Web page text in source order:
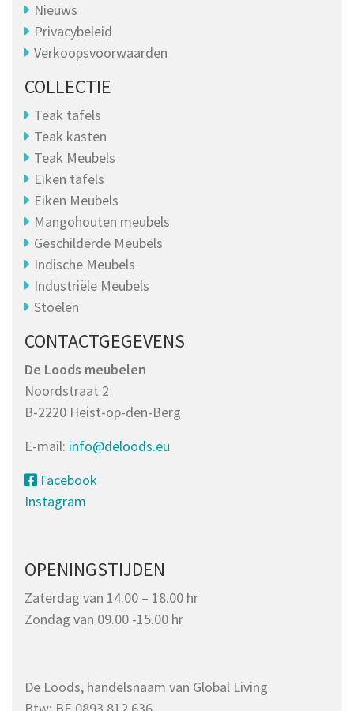
Nieuws
Privacybeleid
Verkoopsvoorwaarden
COLLECTIE
Teak tafels
Teak kasten
Teak Meubels
Eiken tafels
Eiken Meubels
Mangohouten meubels
Geschilderde Meubels
Indische Meubels
Industriële Meubels
Stoelen
CONTACTGEGEVENS
De Loods meubelen
Noordstraat 2
B-2220 Heist-op-den-Berg
E-mail: info@deloods.eu
Facebook
Instagram
OPENINGSTIJDEN
Zaterdag van 14.00 – 18.00 hr
Zondag van 09.00 -15.00 hr
De Loods, handelsnaam van Global Living